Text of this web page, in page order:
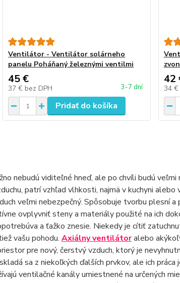
Ventilátor - Ventilátor solárneho
panelu Poháňaný železnými ventilmi
45 €
37 € bez DPH 3-7 dní
Pridať do košíka
42
34 €
nebudú viditeľné hneď, ale po chvíli budú
patrí vzhľad vlhkosti, najmä v kuchyni
veľmi nebezpečný. Spôsobuje tvorbu plesní
ovplyvniť steny a materiály použité na ich
a ťažko znesie. Niekedy je cítiť
vašu pohodu. Axiálny ventilátoralebo
pre nový, čerstvý vzduch, ktorý je
sa z niekoľkých ďalších prvkov, ale ich
ventilačné kanály umiestnené na určených